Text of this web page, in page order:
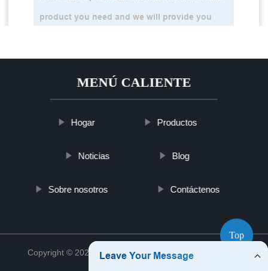
MENÚ CALIENTE
Hogar Productos
Noticias Blog
Sobre nosotros Contáctenos
Copyright © 2021 Xiamen Tsaizu Rack Co., Ltd.
Top